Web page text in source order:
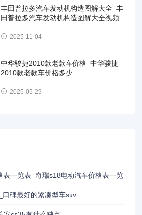
丰田普拉多汽车发动机构造图解大全_丰
田普拉多汽车发动机构造图解大全视频
2025-11-04
中华骏捷2010款老款车价格_中华骏捷
2010款老款车价格多少
2025-05-29
表一览表_奇瑞s18电动汽车价格表一览
口碑最好的紧凑型车suv